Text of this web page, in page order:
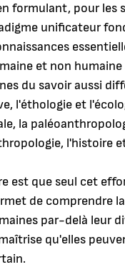
formulant, pour les
unificateur
et non
du savoir aussi
l'éthologie et
la
l'histoire
est que seul cet
de comprendre
par-delà leur
qu'elles